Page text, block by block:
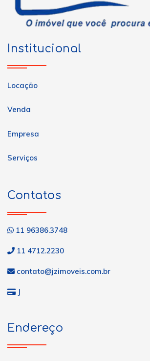
Institucional
Locação
Venda
Empresa
Serviços
Contatos
11 96386.3748
11 4712.2230
contato@jzimoveis.com.br
J
Endereço